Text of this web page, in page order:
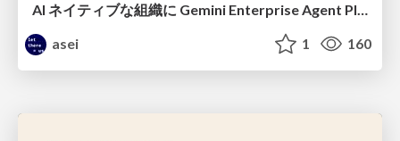
AI ネイティブな組織に Gemini Enterprise Agent Platform がなぜ必要なのか
asei
1 160